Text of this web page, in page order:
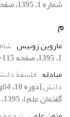
شماره 1، 1395، صفحه 163-183]
م
ماروین زونیس
1، 1395، صفحه 115-136]
مبادله فلسفة
دانش
گفتمان علم)، 1395، صفحه 149-172]